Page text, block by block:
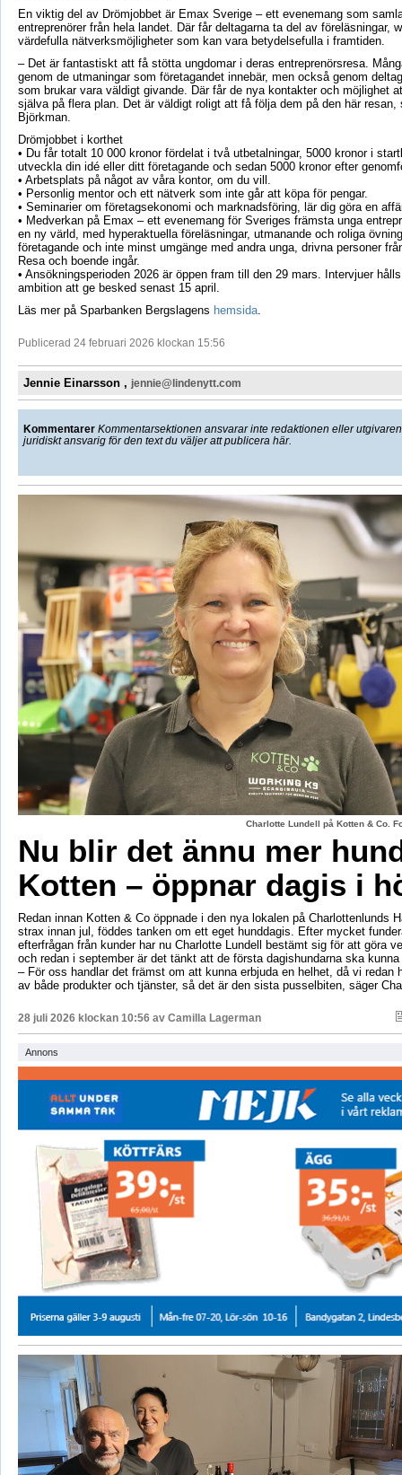
En viktig del av Drömjobbet är Emax Sverige – ett evenemang som
entreprenörer från hela landet. Där får deltagarna ta del av föreläsningar,
värdefulla nätverksmöjligheter som kan vara betydelsefulla i framtiden.
– Det är fantastiskt att få stötta ungdomar i deras entreprenörsresa.
genom de utmaningar som företagandet innebär, men också genom
som brukar vara väldigt givande. Där får de nya kontakter och möjlighet
själva på flera plan. Det är väldigt roligt att få följa dem på den här resan,
Björkman.
Drömjobbet i korthet
• Du får totalt 10 000 kronor fördelat i två utbetalningar, 5000 kronor i
utveckla din idé eller ditt företagande och sedan 5000 kronor efter
• Arbetsplats på något av våra kontor, om du vill.
• Personlig mentor och ett nätverk som inte går att köpa för pengar.
• Seminarier om företagsekonomi och marknadsföring, lär dig göra en
• Medverkan på Emax – ett evenemang för Sveriges främsta unga
en ny värld, med hyperaktuella föreläsningar, utmanande och roliga
företagande och inte minst umgänge med andra unga, drivna personer
Resa och boende ingår.
• Ansökningsperioden 2026 är öppen fram till den 29 mars. Intervjuer
ambition att ge besked senast 15 april.
Läs mer på Sparbanken Bergslagens hemsida.
Publicerad 24 februari 2026 klockan 15:56
Jennie Einarsson , jennie@lindenytt.com
Kommentarer Kommentarsektionen ansvarar inte redaktionen eller
juridiskt ansvarig för den text du väljer att publicera här.
Charlotte Lundell på Kotten & Co.
Nu blir det ännu mer
Kotten – öppnar dagis i
Redan innan Kotten & Co öppnade i den nya lokalen på Charlottenlunds
strax innan jul, föddes tanken om ett eget hunddagis. Efter mycket
efterfrågan från kunder har nu Charlotte Lundell bestämt sig för att göra
och redan i september är det tänkt att de första dagishundarna ska
– För oss handlar det främst om att kunna erbjuda en helhet, då vi redan
av både produkter och tjänster, så det är den sista pusselbiten, säger
28 juli 2026 klockan 10:56 av Camilla Lagerman
Annons